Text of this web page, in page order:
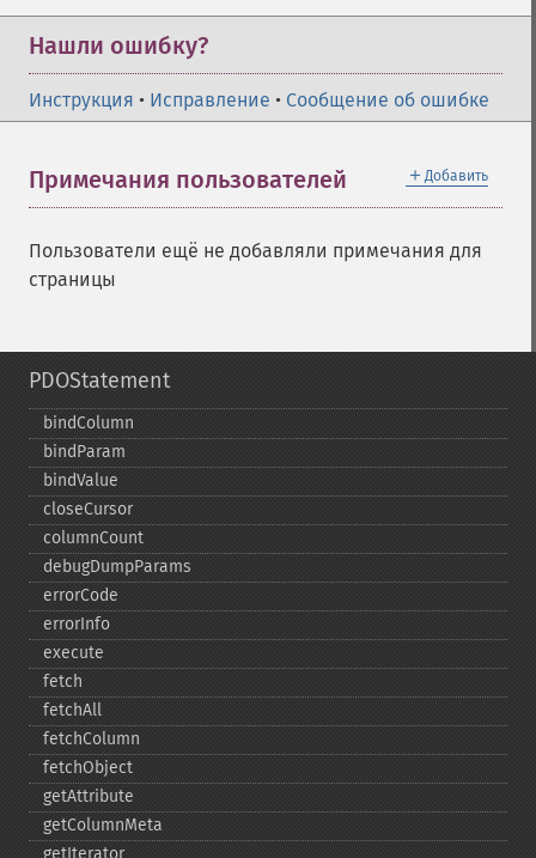
Нашли ошибку?
Инструкция • Исправление • Сообщение об ошибке
＋ Добавить
Примечания пользователей
Пользователи ещё не добавляли примечания для
страницы
PDOStatement
bindColumn
bindParam
bindValue
closeCursor
columnCount
debugDumpParams
errorCode
errorInfo
execute
fetch
fetchAll
fetchColumn
fetchObject
getAttribute
getColumnMeta
getIterator